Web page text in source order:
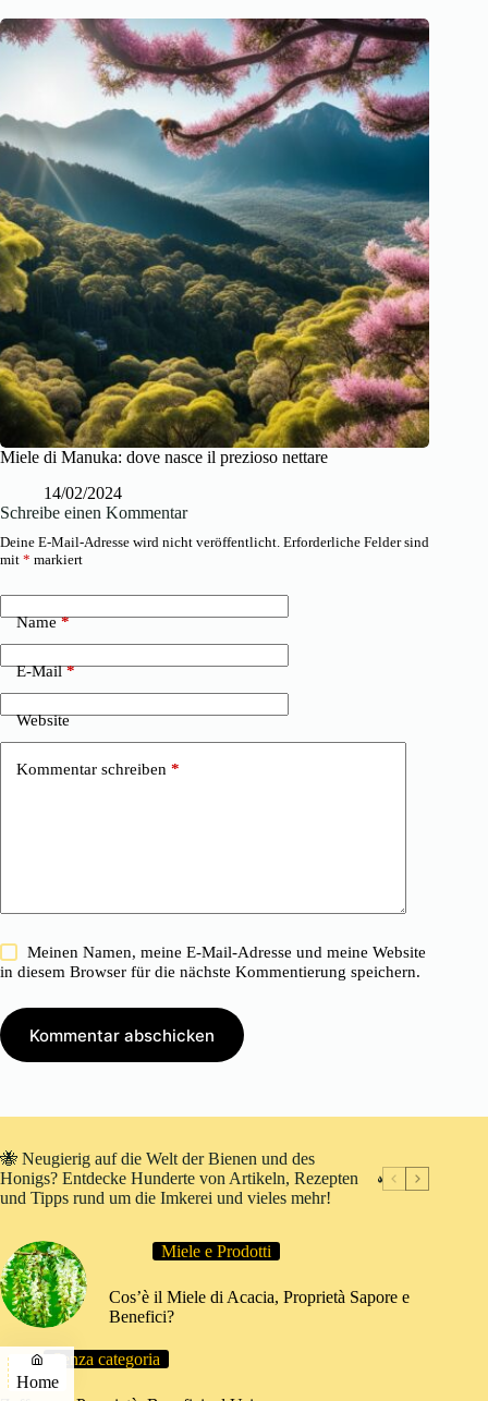
Miele di Manuka: dove nasce il prezioso nettare
14/02/2024
Schreibe einen Kommentar
Deine E-Mail-Adresse wird nicht veröffentlicht. Erforderliche Felder sind
mit * markiert
Name*
E-Mail*
Website
Kommentar schreiben *
Meinen Namen, meine E-Mail-Adresse und meine Website
in diesem Browser für die nächste Kommentierung speichern.
Kommentar abschicken
🐝 Neugierig auf die Welt der Bienen und des
Honigs? Entdecke Hunderte von Artikeln, Rezepten
und Tipps rund um die Imkerei und vieles mehr!
Miele e Prodotti
Cos’è il Miele di Acacia, Proprietà Sapore e
Benefici?
Senza categoria
Home